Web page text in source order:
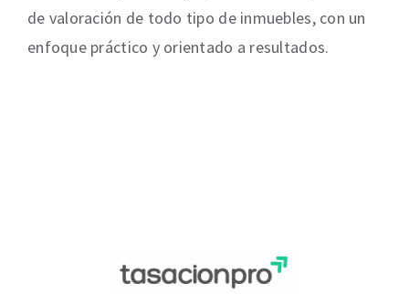
de valoración de todo tipo de inmuebles, con un
enfoque práctico y orientado a resultados.